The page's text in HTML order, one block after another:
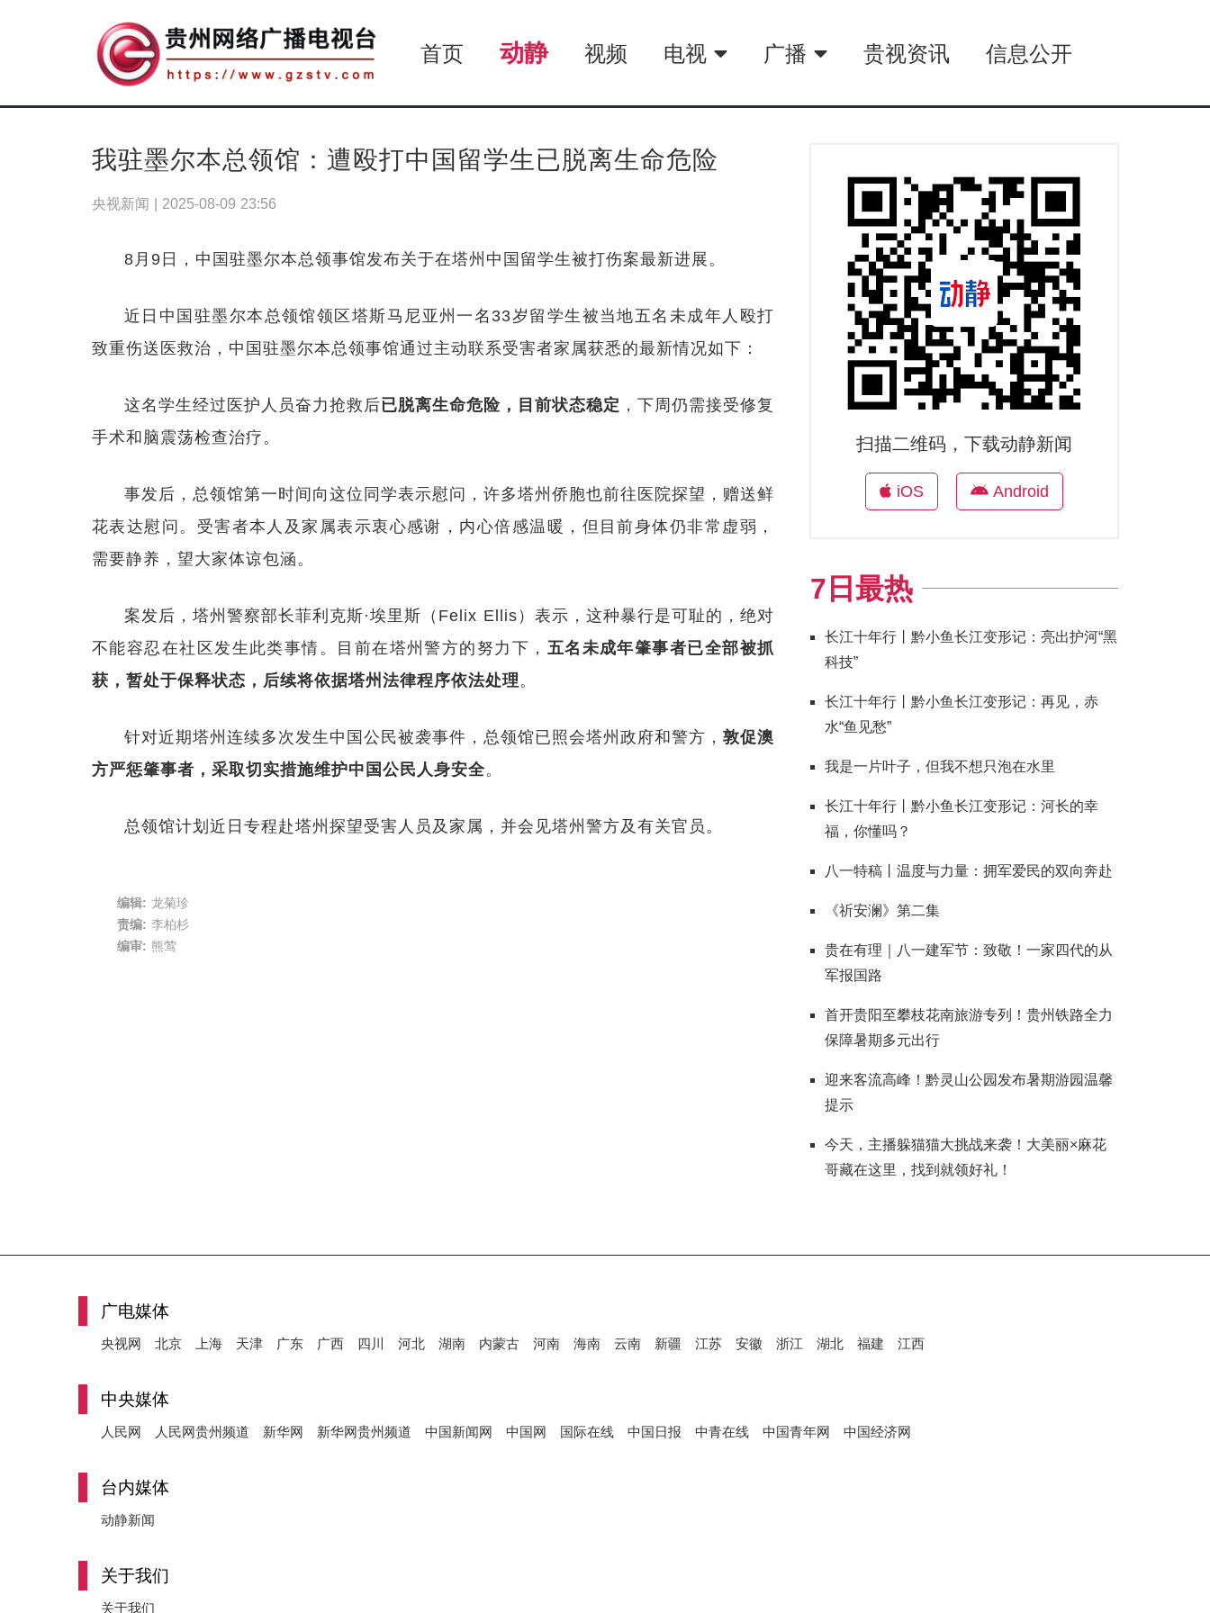
首页 动静 视频 电视 广播 贵视资讯 信息公开
我驻墨尔本总领馆：遭殴打中国留学生已脱离生命危险
央视新闻 | 2025-08-09 23:56
8月9日，中国驻墨尔本总领事馆发布关于在塔州中国留学生被打伤案最新进展。
近日中国驻墨尔本总领馆领区塔斯马尼亚州一名33岁留学生被当地五名未成年人殴打
致重伤送医救治，中国驻墨尔本总领事馆通过主动联系受害者家属获悉的最新情况如下：
这名学生经过医护人员奋力抢救后已脱离生命危险，目前状态稳定 ，下周仍需接受修复
手术和脑震荡检查治疗。
事发后，总领馆第一时间向这位同学表示慰问，许多塔州侨胞也前往医院探望，赠送鲜
花表达慰问。受害者本人及家属表示衷心感谢，内心倍感温暖，但目前身体仍非常虚弱，
需要静养，望大家体谅包涵。
案发后，塔州警察部长菲利克斯·埃里斯（Felix Ellis）表示，这种暴行是可耻的，绝对
不能容忍在社区发生此类事情。目前在塔州警方的努力下， 五名未成年肇事者已全部被抓
获，暂处于保释状态，后续将依据塔州法律程序依法处理。
针对近期塔州连续多次发生中国公民被袭事件，总领馆已照会塔州政府和警方， 敦促澳
方严惩肇事者，采取切实措施维护中国公民人身安全。
总领馆计划近日专程赴塔州探望受害人员及家属，并会见塔州警方及有关官员。
编辑: 龙菊珍
责编: 李柏杉
编审: 熊莺
扫描二维码，下载动静新闻
iOS Android
7日最热
长江十年行丨黔小鱼长江变形记：亮出护河“黑
科技”
长江十年行丨黔小鱼长江变形记：再见，赤
水“鱼见愁”
我是一片叶子，但我不想只泡在水里
长江十年行丨黔小鱼长江变形记：河长的幸
福，你懂吗？
八一特稿丨温度与力量：拥军爱民的双向奔赴
《祈安澜》第二集
贵在有理｜八一建军节：致敬！一家四代的从
军报国路
首开贵阳至攀枝花南旅游专列！贵州铁路全力
保障暑期多元出行
迎来客流高峰！黔灵山公园发布暑期游园温馨
提示
今天，主播躲猫猫大挑战来袭！大美丽×麻花
哥藏在这里，找到就领好礼！
广电媒体
央视网 北京 上海 天津 广东 广西 四川 河北 湖南 内蒙古 河南 海南 云南 新疆 江苏 安徽 浙江 湖北 福建 江西
中央媒体
人民网 人民网贵州频道 新华网 新华网贵州频道 中国新闻网 中国网 国际在线 中国日报 中青在线 中国青年网 中国经济网
台内媒体
动静新闻
关于我们
关于我们